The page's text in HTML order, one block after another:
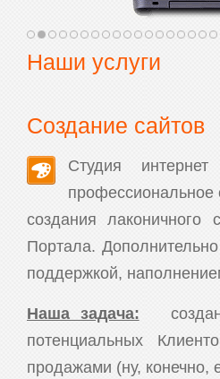
Наши услуги
Создание сайтов
Студия
профессиональное
создания лаконичного
Портала.
поддержкой,
Наша задача:
потенциальных
продажами (ну,